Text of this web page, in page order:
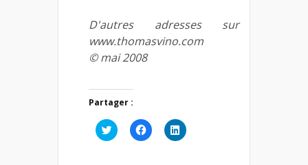
D'autres adresses sur
www.thomasvino.com
© mai 2008
Partager :
Cliquez
pour
Cliquez
pour
Cliquez
pour